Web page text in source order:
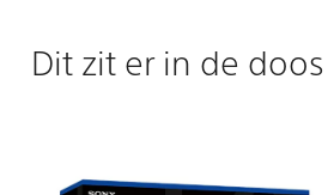
Dit zit er in de doos